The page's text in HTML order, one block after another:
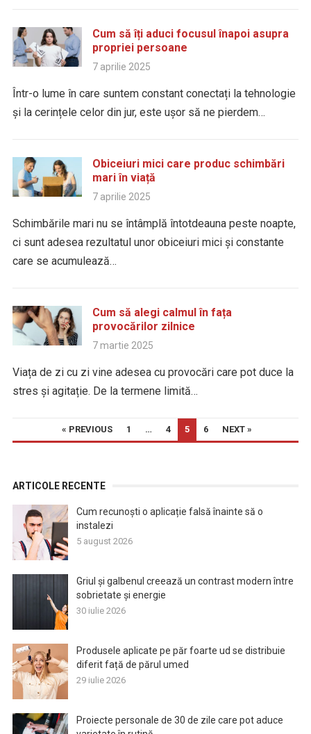
Cum să îți aduci focusul înapoi asupra
propriei persoane
7 aprilie 2025
Într-o lume în care suntem constant conectați la tehnologie
și la cerințele celor din jur, este ușor să ne pierdem…
Obiceiuri mici care produc schimbări
mari în viață
7 aprilie 2025
Schimbările mari nu se întâmplă întotdeauna peste noapte,
ci sunt adesea rezultatul unor obiceiuri mici și constante
care se acumulează…
Cum să alegi calmul în fața
provocărilor zilnice
7 martie 2025
Viața de zi cu zi vine adesea cu provocări care pot duce la
stres și agitație. De la termene limită…
PAGINAȚIE
ARTICOLE
« PREVIOUS 1 … 4 5 6 NEXT »
ARTICOLE RECENTE
Cum recunoști o aplicație falsă înainte să o
instalezi
5 august 2026
Griul și galbenul creează un contrast modern între
sobrietate și energie
30 iulie 2026
Produsele aplicate pe păr foarte ud se distribuie
diferit față de părul umed
29 iulie 2026
Proiecte personale de 30 de zile care pot aduce